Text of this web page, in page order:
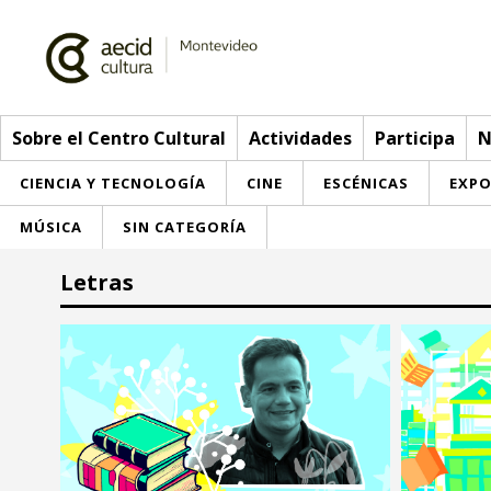
Sobre el Centro Cultural Actividades Participa
CIENCIA Y TECNOLOGÍA CINE ESCÉNICAS
MÚSICA SIN CATEGORÍA
Sobre el Centro Cultural
Red AECID
Equipo
Instalaciones
Visítanos
> Go to Actividades
This week
Inscriptions
Participa
Envíanos tu propuesta
Buzón de sugerencias
Noticias
Convocatorias
Letras